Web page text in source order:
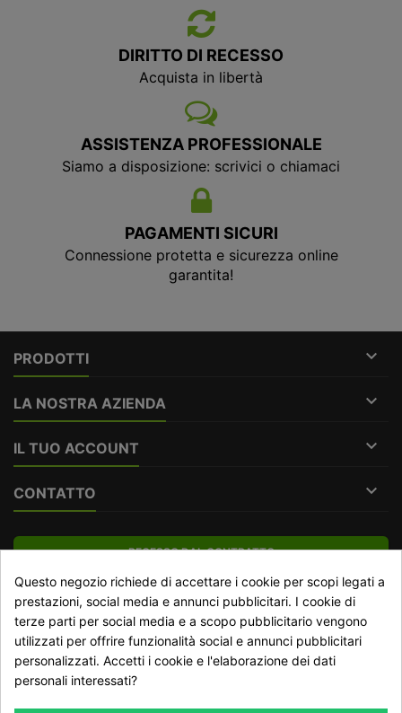
DIRITTO DI RECESSO
Acquista in libertà
ASSISTENZA PROFESSIONALE
Siamo a disposizione: scrivici o chiamaci
PAGAMENTI SICURI
Connessione protetta e sicurezza online
garantita!
PRODOTTI 
LA NOSTRA AZIENDA 
IL TUO ACCOUNT 
CONTATTO 
RECESSO DAL CONTRATTO
Traccia stato del recesso
NEWSLETTER
Questo negozio richiede di accettare i cookie per scopi legati a
prestazioni, social media e annunci pubblicitari. I cookie di
terze parti per social media e a scopo pubblicitario vengono
utilizzati per offrire funzionalità social e annunci pubblicitari
personalizzati. Accetti i cookie e l'elaborazione dei dati
personali interessati?